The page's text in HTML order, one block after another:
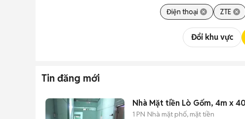
Điện thoại ZTE
Đổi khu vực
Tin đăng mới
Nhà Mặt tiền Lò Gốm, 4m x
1 PN Nhà mặt phố, mặt tiền